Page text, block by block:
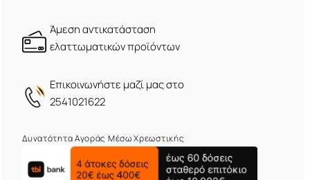
Άμεση αντικατάσταση
ελαττωματικών προϊόντων
Eπικοινωνήστε μαζί μας στο
2541021622
Δυνατότητα Αγοράς Μέσω Χρεωστικής